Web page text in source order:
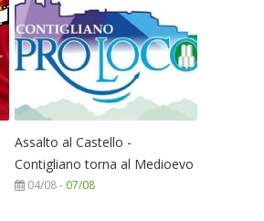
Assalto al Castello -
Contigliano torna al Medioevo
04/08 - 07/08